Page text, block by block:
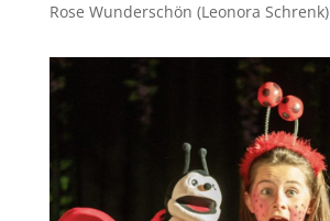
Rose Wunderschön (Leonora Schrenk)